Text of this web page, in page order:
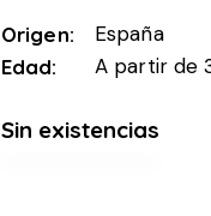
Origen España
Edad A partir de
Sin existencias